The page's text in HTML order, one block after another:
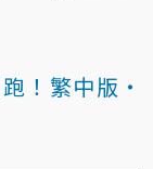
！ 繁中版・